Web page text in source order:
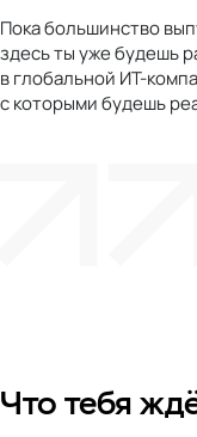
Пока большинство
здесь ты уже будешь
в глобальной ИТ-
с которыми будешь
Что тебя